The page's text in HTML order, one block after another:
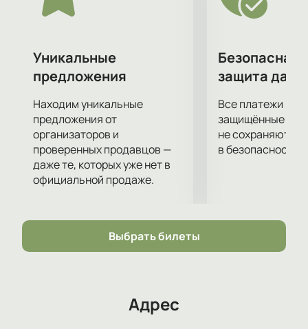
полное погружение в сюжет, огромное
костюмов и музыкального сопровождения.
Приятного просмотра!
Уникальные
предложения
Находим уникальные
предложения от
организаторов и
проверенных продавцов —
даже те, которых уже нет в
официальной продаже.
Безопасная
защита
Все платежи
защищённые
не сохраняются
в безопасности.
Выбрать билеты
Адрес